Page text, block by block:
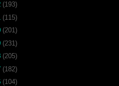
(193)
(115)
(201)
(231)
(205)
(182)
(104)